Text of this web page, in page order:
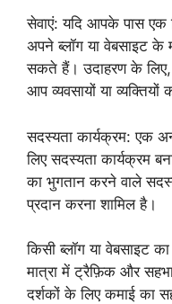
सेवाएं: यदि आपके पास एक
अपने ब्लॉग या वेबसाइट के
सकते हैं। उदाहरण के
आप व्यवसायों या
सदस्यता कार्यक्रम: एक
लिए सदस्यता कार्यक्रम
का भुगतान करने वाले
प्रदान करना शामिल है।
किसी ब्लॉग या वेबसाइट
मात्रा में ट्रैफ़िक और
दर्शकों के लिए कमाई का